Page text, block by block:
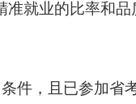
准就业的比率和品
件，且已参加省